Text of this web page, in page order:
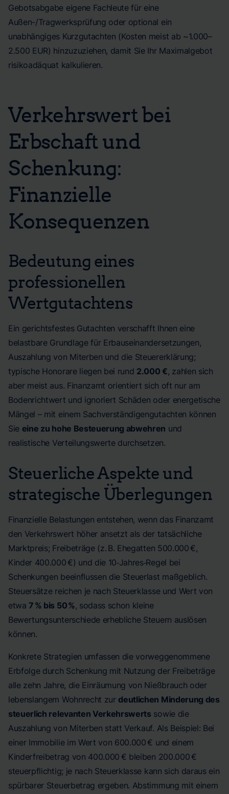
Gebotsabgabe eigene Fachleute für eine
Außen-/Tragwerksprüfung oder optional ein
unabhängiges Kurzgutachten (Kosten meist ab ~1.000–
2.500 EUR) hinzuzuziehen, damit Sie Ihr Maximalgebot
risikoadäquat kalkulieren.
Verkehrswert bei
Erbschaft und
Schenkung:
Finanzielle
Konsequenzen
Bedeutung eines
professionellen
Wertgutachtens
Ein gerichtsfestes Gutachten verschafft Ihnen eine
belastbare Grundlage für Erbauseinandersetzungen,
Auszahlung von Miterben und die Steuererklärung;
typische Honorare liegen bei rund 2.000 €, zahlen sich
aber meist aus. Finanzamt orientiert sich oft nur am
Bodenrichtwert und ignoriert Schäden oder energetische
Mängel – mit einem Sachverständigengutachten können
Sie eine zu hohe Besteuerung abwehren und
realistische Verteilungswerte durchsetzen.
Steuerliche Aspekte und
strategische Überlegungen
Finanzielle Belastungen entstehen, wenn das Finanzamt
den Verkehrswert höher ansetzt als der tatsächliche
Marktpreis; Freibeträge (z. B. Ehegatten 500.000 €,
Kinder 400.000 €) und die 10‑Jahres‑Regel bei
Schenkungen beeinflussen die Steuerlast maßgeblich.
Steuersätze reichen je nach Steuerklasse und Wert von
etwa 7 % bis 50 %, sodass schon kleine
Bewertungsunterschiede erhebliche Steuern auslösen
können.
Konkrete Strategien umfassen die vorweggenommene
Erbfolge durch Schenkung mit Nutzung der Freibeträge
alle zehn Jahre, die Einräumung von Nießbrauch oder
lebenslangem Wohnrecht zur deutlichen Minderung des
steuerlich relevanten Verkehrswerts sowie die
Auszahlung von Miterben statt Verkauf. Als Beispiel: Bei
einer Immobilie im Wert von 600.000 € und einem
Kinderfreibetrag von 400.000 € bleiben 200.000 €
steuerpflichtig; je nach Steuerklasse kann sich daraus ein
spürbarer Steuerbetrag ergeben. Abstimmung mit einem